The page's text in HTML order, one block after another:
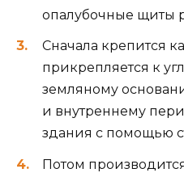
опалубочные щиты
Сначала крепится
прикрепляется к
земляному
и внутреннему
здания с помощью
Потом